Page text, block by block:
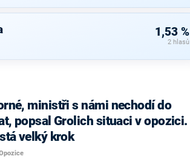
1,53 %
2 hlasů
ministři s námi nechodí do
popsal Grolich situaci v opozici.
velký krok